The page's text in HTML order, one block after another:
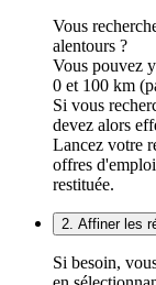
Vous
alentours ?
Vous pouvez
0 et 100 km
Si vous
devez alors
Lancez votre
offres
restituée.
2. Affiner les
Si besoin,